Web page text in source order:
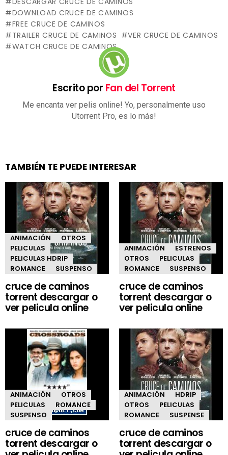
DOWNLOAD CRUCE DE CAMINOS
FREE CRUCE DE CAMINOS
TRAILER CRUCE DE CAMINOS
VER CRUCE DE CAMINOS
WATCH CRUCE DE CAMINOS
Escrito por Fan del Torrent
Me encanta ver pelis online! Yo, personalmente uso
Utorrent Pro, es lo más!
TAMBIÉN TE PUEDE INTERESAR
ANIMACIÓN
OTROS
PELICULAS
PELICULAS HDRIP
ROMANCE
SUSPENSO
cruce de caminos
torrent descargar o
ver pelicula online
ANIMACIÓN
ESTRENOS
OTROS
PELICULAS
ROMANCE
SUSPENSO
cruce de caminos
torrent descargar o
ver pelicula online
ANIMACIÓN
OTROS
PELICULAS
ROMANCE
SUSPENSO
cruce de caminos
torrent descargar o
ANIMACIÓN
HDRIP
OTROS
PELICULAS
ROMANCE
SUSPENSE
cruce de caminos
torrent descargar o